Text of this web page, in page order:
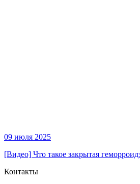
09 июля 2025
[Видео] Что такое закрытая
Контакты